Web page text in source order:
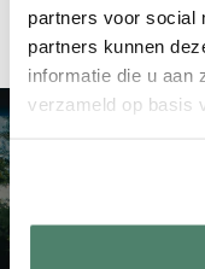
partners voor social
partners kunnen
informatie die u aan
verzameld op basis